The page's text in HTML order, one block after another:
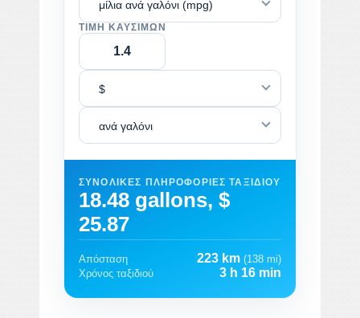
μίλια ανά γαλόνι (mpg)
ΤΙΜΉ ΚΑΥΣΊΜΩΝ
$
ανά γαλόνι
ΣΥΝΟΛΙΚΈΣ ΠΛΗΡΟΦΟΡΊΕΣ ΤΑΞΙΔΙΟΎ
18.48 gallons, $
25.87
Απόσταση 223 km (138 mi)
Χρόνος ταξιδιού
3 h 16 min